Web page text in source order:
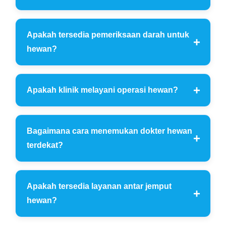
Apakah tersedia pemeriksaan darah untuk
hewan?
Apakah klinik melayani operasi hewan?
Bagaimana cara menemukan dokter hewan
terdekat?
Apakah tersedia layanan antar jemput
hewan?